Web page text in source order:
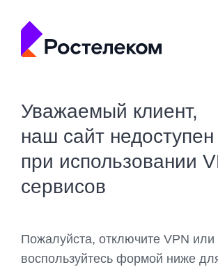
Уважаемый клиент,
наш сайт недоступен
при использовании
сервисов
Пожалуйста, отключите VPN или
воспользуйтесь формой ниже